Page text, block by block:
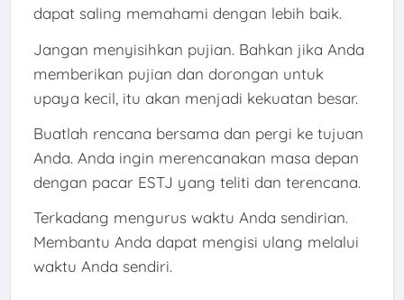
dapat saling memahami dengan lebih baik.
Jangan menyisihkan pujian. Bahkan jika Anda
memberikan pujian dan dorongan untuk
upaya kecil, itu akan menjadi kekuatan besar.
Buatlah rencana bersama dan pergi ke tujuan
Anda. Anda ingin merencanakan masa depan
dengan pacar ESTJ yang teliti dan terencana.
Terkadang mengurus waktu Anda sendirian.
Membantu Anda dapat mengisi ulang melalui
waktu Anda sendiri.